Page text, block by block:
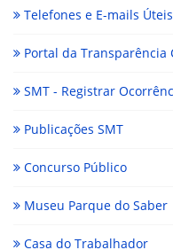
Telefones e E-mails Úteis
Portal da Transparência
SMT - Registrar
Publicações SMT
Concurso Público
Museu Parque do Saber
Casa do Trabalhador